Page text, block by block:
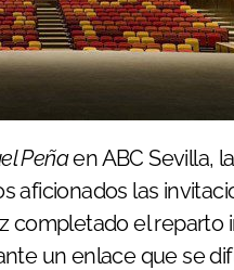
Peñaen ABC Sevilla,
aficionados las
completado el reparto
un enlace que se